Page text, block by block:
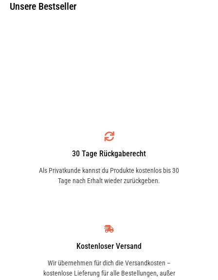
Unsere Bestseller
30 Tage Rückgaberecht
Als Privatkunde kannst du Produkte kostenlos bis 30
Tage nach Erhalt wieder zurückgeben.
Kostenloser Versand
Wir übernehmen für dich die Versandkosten –
kostenlose Lieferung für alle Bestellungen, außer